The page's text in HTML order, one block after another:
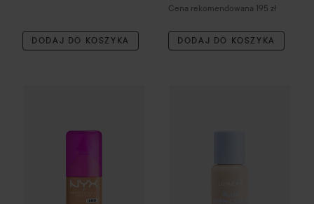
DODAJ DO KOSZYKA
Cena rekomendowana 195 zł
Zalecana cena 195 zł
DODAJ DO KOSZYKA